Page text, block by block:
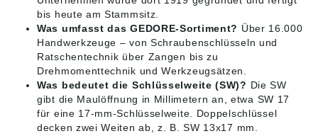
bis heute am Stammsitz.
Was umfasst das GEDORE-Sortiment? Über 16.000
Handwerkzeuge – von Schraubenschlüsseln und
Ratschentechnik über Zangen bis zu
Drehmomenttechnik und Werkzeugsätzen.
Was bedeutet die Schlüsselweite (SW)? Die SW
gibt die Maulöffnung in Millimetern an, etwa SW 17
für eine 17-mm-Schlüsselweite. Doppelschlüssel
decken zwei Weiten ab, z. B. SW 13x17 mm.